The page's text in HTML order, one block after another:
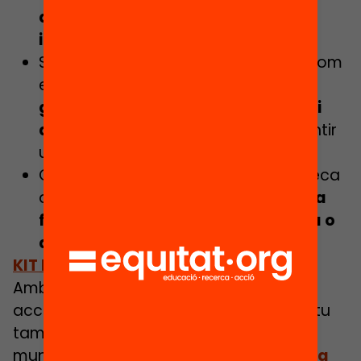
d’activitats amb clara
intencionalitat educativa.
Si ets periodista local, pots buscar com
està el teu municipi i
govern municipal quines mesures i
accions estan impulsant
per garantir
un estiu enriquit.
Coneix com funciona el tràmit de beca
al teu municipi i
si coneixes a alguna
família que ho necessiti orienta-la o
acompanya-la.
KIT PER UN ESTIU ENRIQUIT
Amb aquest kit et proposem algunes
accions i aportem eines i idees perquè tu
també puguis passar a l’acció al teu
municipi.
Descobreix-les totes i passa a